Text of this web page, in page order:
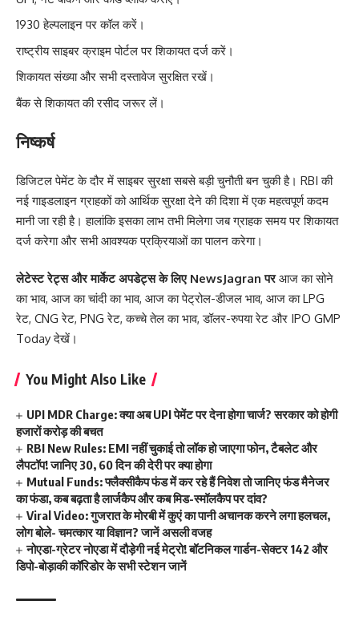
1930 हेल्पलाइन पर कॉल करें।
राष्ट्रीय साइबर क्राइम पोर्टल पर शिकायत दर्ज करें।
शिकायत संख्या और सभी दस्तावेज सुरक्षित रखें।
बैंक से शिकायत की रसीद जरूर लें।
निष्कर्ष
डिजिटल पेमेंट के दौर में साइबर सुरक्षा सबसे बड़ी चुनौती बन चुकी है। RBI की
नई गाइडलाइन ग्राहकों को आर्थिक सुरक्षा देने की दिशा में एक महत्वपूर्ण कदम
मानी जा रही है। हालांकि इसका लाभ तभी मिलेगा जब ग्राहक समय पर शिकायत
दर्ज करेगा और सभी आवश्यक प्रक्रियाओं का पालन करेगा।
लेटेस्ट रेट्स और मार्केट अपडेट्स के लिए NewsJagran पर आज का सोने
का भाव, आज का चांदी का भाव, आज का पेट्रोल-डीजल भाव, आज का LPG
रेट, CNG रेट, PNG रेट,कच्चे तेल का भाव,डॉलर-रुपया रेट और IPO GMP
Todayदेखें।
You Might Also Like
UPI MDR Charge: क्या अब UPI पेमेंट पर देना होगा चार्ज? सरकार को होगी
हजारों करोड़ की बचत
RBI New Rules: EMI नहीं चुकाई तो लॉक हो जाएगा फोन, टैबलेट और
लैपटॉप! जानिए 30, 60 दिन की देरी पर क्या होगा
Mutual Funds: फ्लैक्सीकैप फंड में कर रहे हैं निवेश तो जानिए फंड मैनेजर
का फंडा, कब बढ़ता है लार्जकैप और कब मिड-स्मॉलकैप पर दांव?
Viral Video: गुजरात के मोरबी में कुएं का पानी अचानक करने लगा हलचल,
लोग बोले- चमत्कार या विज्ञान? जानें असली वजह
नोएडा-ग्रेटर नोएडा में दौड़ेगी नई मेट्रो! बॉटनिकल गार्डन-सेक्टर 142 और
डिपो-बोड़ाकी कॉरिडोर के सभी स्टेशन जानें